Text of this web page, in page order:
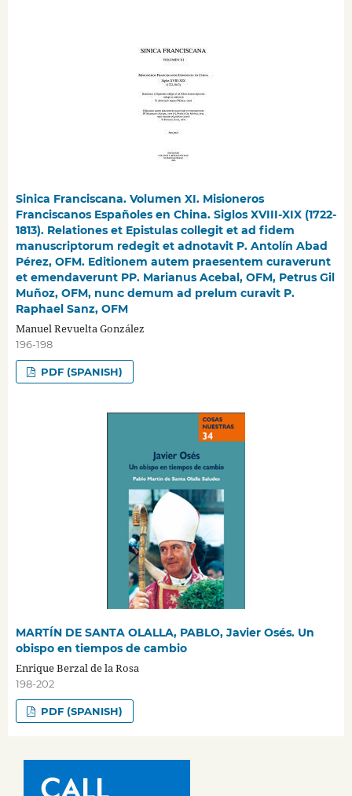
Sinica Franciscana. Volumen XI. Misioneros
Franciscanos Españoles en China. Siglos XVIII-XIX (1722-
1813). Relationes et Epistulas collegit et ad fidem
manuscriptorum redegit et adnotavit P. Antolín Abad
Pérez, OFM. Editionem autem praesentem curaverunt
et emendaverunt PP. Marianus Acebal, OFM, Petrus Gil
Muñoz, OFM, nunc demum ad prelum curavit P.
Raphael Sanz, OFM
Manuel Revuelta González
196-198
PDF (SPANISH)
MARTÍN DE SANTA OLALLA, PABLO, Javier Osés. Un
obispo en tiempos de cambio
Enrique Berzal de la Rosa
198-202
PDF (SPANISH)